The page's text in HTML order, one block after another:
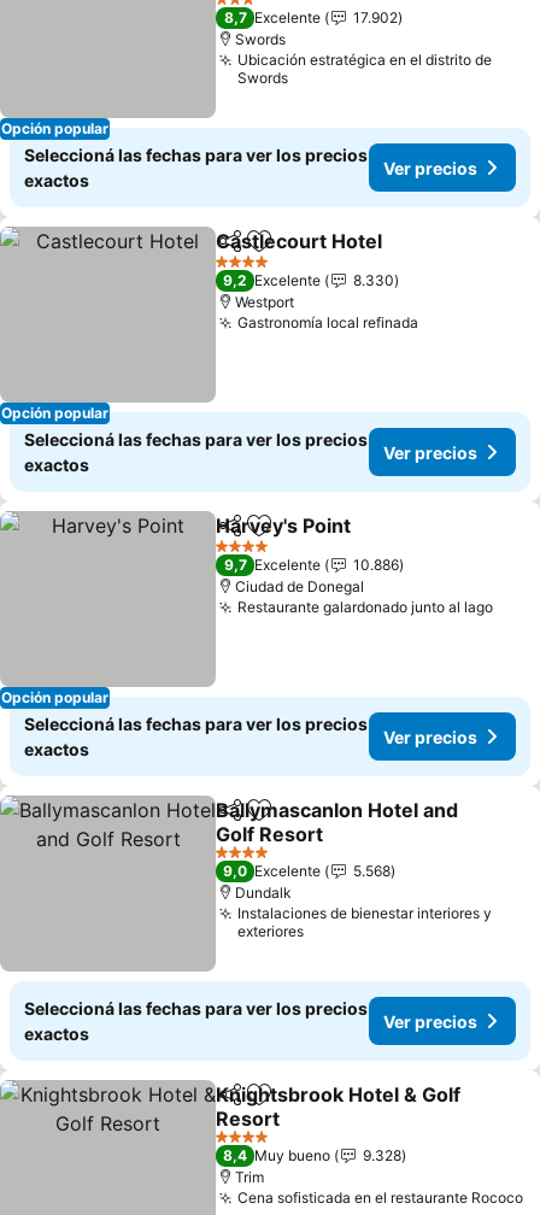
Opción popular
Ver precios
3 Estrellas
8,7 Excelente
17.902
Swords
Ubicación estratégica en el distrito de
Swords
Seleccioná las fechas para ver los precios
exactos
Ver precios
Opción popular
CompartirAñadir a favoritos
Castlecourt Hotel
4 Estrellas
9,2 Excelente
8.330
Westport
Gastronomía local refinada
Seleccioná las fechas para ver los precios
exactos
Ver precios
Opción popular
CompartirAñadir a favoritos
Harvey's Point
4 Estrellas
9,7 Excelente
10.886
Ciudad de Donegal
Restaurante galardonado junto al lagoVer
Seleccioná las fechas para ver los precios
exactos
Ver precios
CompartirAñadir a favoritos
Ballymascanlon Hotel and
Golf Resort
Ver precios
4 Estrellas
9,0 Excelente
5.568
Dundalk
Instalaciones de bienestar interiores y
exteriores
Seleccioná las fechas para ver los precios
exactos
Ver precios
CompartirAñadir a favoritos
Knightsbrook Hotel & Golf
Resort
Ver precios
4 Estrellas
8,4 Muy bueno
9.328
Trim
Cena sofisticada en el restaurante Rococo